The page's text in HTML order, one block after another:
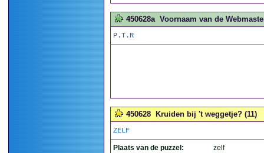
450628a Voornaam van de
P.T.R
450628 Kruiden bij 't weggetje? (11)
ZELF
Plaats van de puzzel: zelf